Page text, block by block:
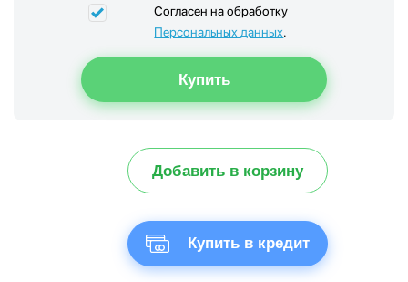
Согласен на обработку
Персональных данных.
Добавить в корзину
Купить в кредит